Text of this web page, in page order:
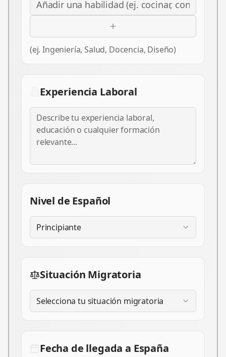
(ej. Ingeniería, Salud, Docencia, Diseño)
Experiencia Laboral
Nivel de Español
Principiante
Situación Migratoria
Selecciona tu situación migratoria
Fecha de llegada a España